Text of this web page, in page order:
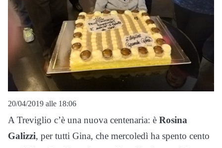
20/04/2019 alle 18:06
A Treviglio c’è una nuova centenaria: è Rosina
Galizzi, per tutti Gina, che mercoledì ha spento cento